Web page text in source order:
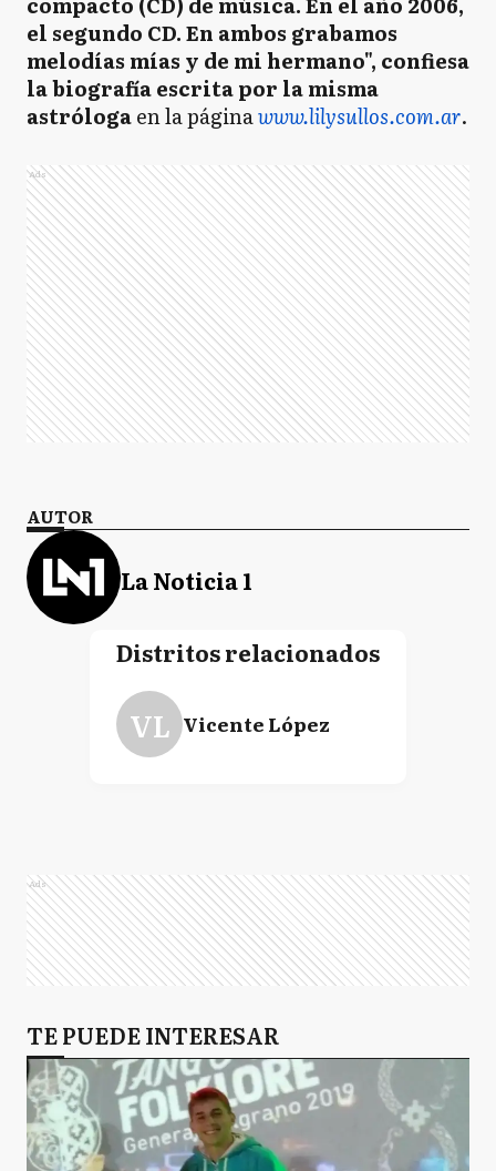
el segundo CD. En ambos grabamos
melodías mías y de mi hermano", confiesa
la biografía escrita por la misma
astrólogaen la páginawww.lilysullos.com.ar.
Ads
AUTOR
La Noticia 1
Distritos relacionados
VL Vicente López
Ads
TE PUEDE INTERESAR